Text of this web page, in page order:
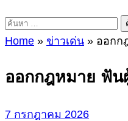
ค้นหา
สำหรับ:
Home » ข่าวเด่น » ออกก
ออกกฎหมาย ฟัน
7 กรกฎาคม 2026